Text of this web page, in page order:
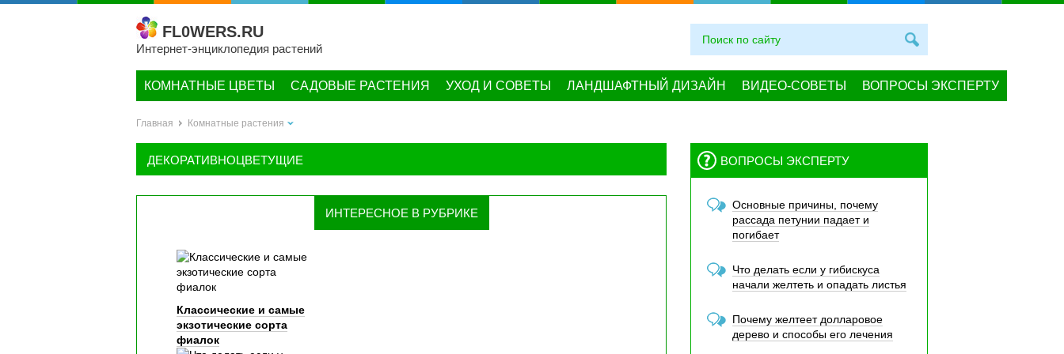
FL0WERS.RU
Интернет-энциклопедия растений
КОМНАТНЫЕ ЦВЕТЫ САДОВЫЕ РАСТЕНИЯ УХОД И СОВЕТЫ ЛАНДШАФТНЫЙ ДИЗАЙН ВИДЕО-СОВЕТЫ ВОПРОСЫ ЭКСПЕРТУ
Главная Комнатные растения
ДЕКОРАТИВНОЦВЕТУЩИЕ
ИНТЕРЕСНОЕ В РУБРИКЕ
Классические и самые
экзотические сорта
фиалок
ВОПРОСЫ ЭКСПЕРТУ
Основные причины, почему
рассада петунии падает и
погибает
Что делать если у гибискуса
начали желтеть и опадать листья
Почему желтеет долларовое
дерево и способы его лечения